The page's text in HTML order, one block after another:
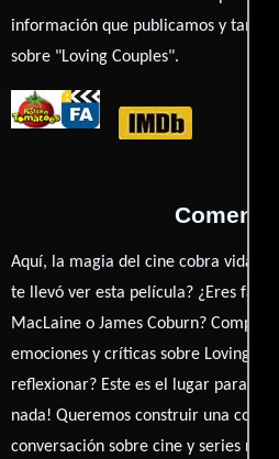
información que publicamos y
sobre "Loving Couples".
Aquí, la magia del cine cobra vida a
te llevó ver esta película? ¿Eres fan
MacLaine o James Coburn?
emociones y críticas sobre Loving
reflexionar? Este es el lugar para
nada! Queremos construir una
conversación sobre cine y series